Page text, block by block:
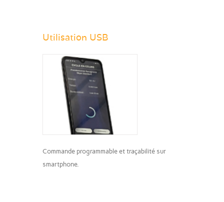
Utilisation USB
Commande programmable et traçabilité sur
smartphone.